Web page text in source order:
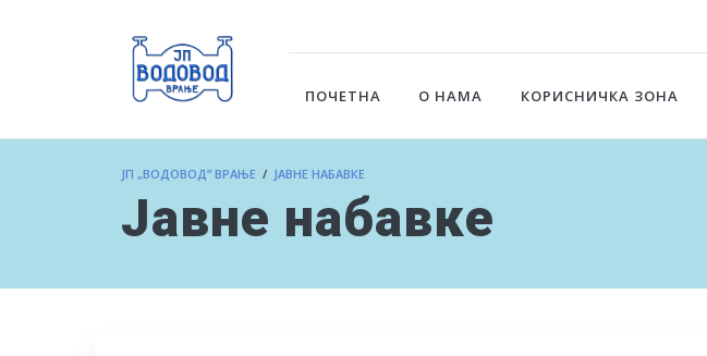
ПОЧЕТНА О НАМА КОРИСНИЧКА ЗОНА
ЈП „ВОДОВОД“ ВРАЊЕ / ЈАВНЕ НАБАВКЕ
Јавне набавке